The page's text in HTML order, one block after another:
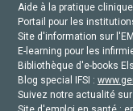
Aide à la pratique
Portail pour les
Site d'information sur
E-learning pour les
Bibliothèque d'e-books
Blog special IFSI :
Suivez notre actualité